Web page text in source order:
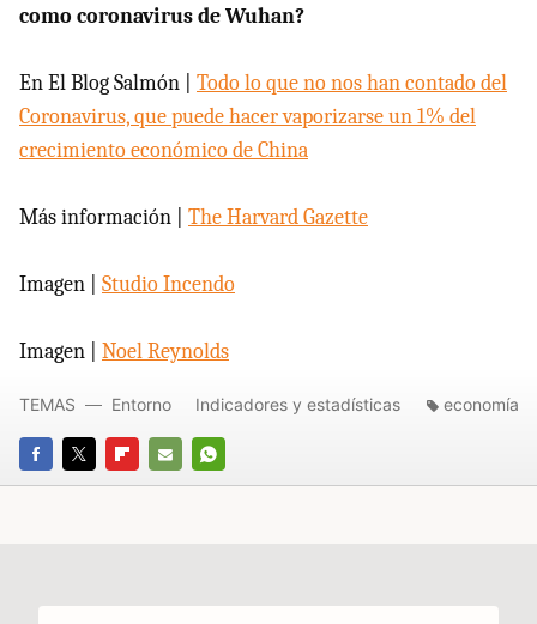
como coronavirus de Wuhan?
En El Blog Salmón | Todo lo que no nos han contado del
Coronavirus, que puede hacer vaporizarse un 1% del
crecimiento económico de China
Más información | The Harvard Gazette
Imagen | Studio Incendo
Imagen | Noel Reynolds
FACEBOOK
TWITTERFLIPBOARD
E-
WHATSAPP
TEMAS Entorno Indicadores y estadísticas economía